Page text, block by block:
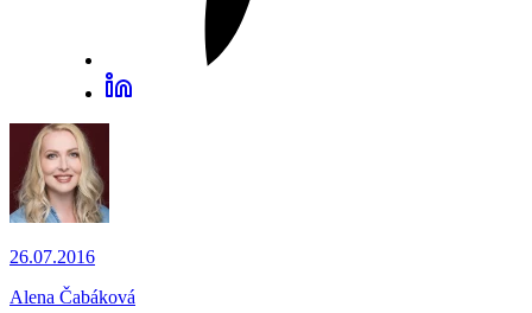
26.07.2016
Alena Čabáková